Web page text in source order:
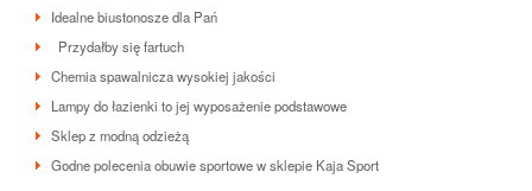
Idealne biustonosze dla Pań
Przydałby się fartuch
Chemia spawalnicza wysokiej jakości
Lampy do łazienki to jej wyposażenie podstawowe
Sklep z modną odzieżą
Godne polecenia obuwie sportowe w sklepie Kaja Sport